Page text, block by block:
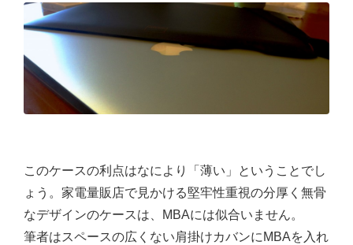
このケースの利点はなにより「薄い」ということでし
ょう。家電量販店で見かける堅牢性重視の分厚く無骨
なデザインのケースは、MBAには似合いません。
筆者はスペースの広くない肩掛けカバンにMBAを入れ